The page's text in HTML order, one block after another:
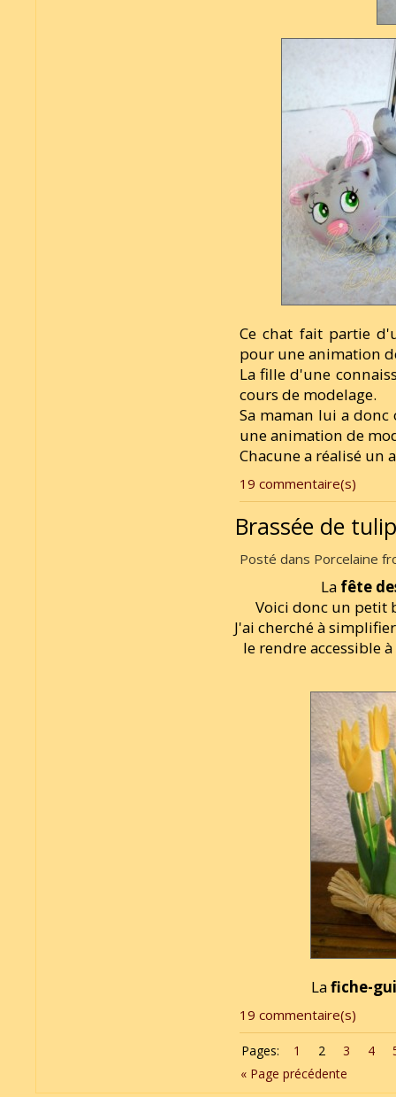
Ce chat fait partie
pour une animation
La fille d'une
cours de modelage.
Sa maman lui a donc
une animation de
Chacune a réalisé un
19 commentaire(s)
Brassée de
Posté dans Porcelaine
La fête
Voici donc un petit
J'ai cherché à
le rendre accessible
Lafiche-
19 commentaire(s)
Pages: 1 2 3 4
« Page précédente